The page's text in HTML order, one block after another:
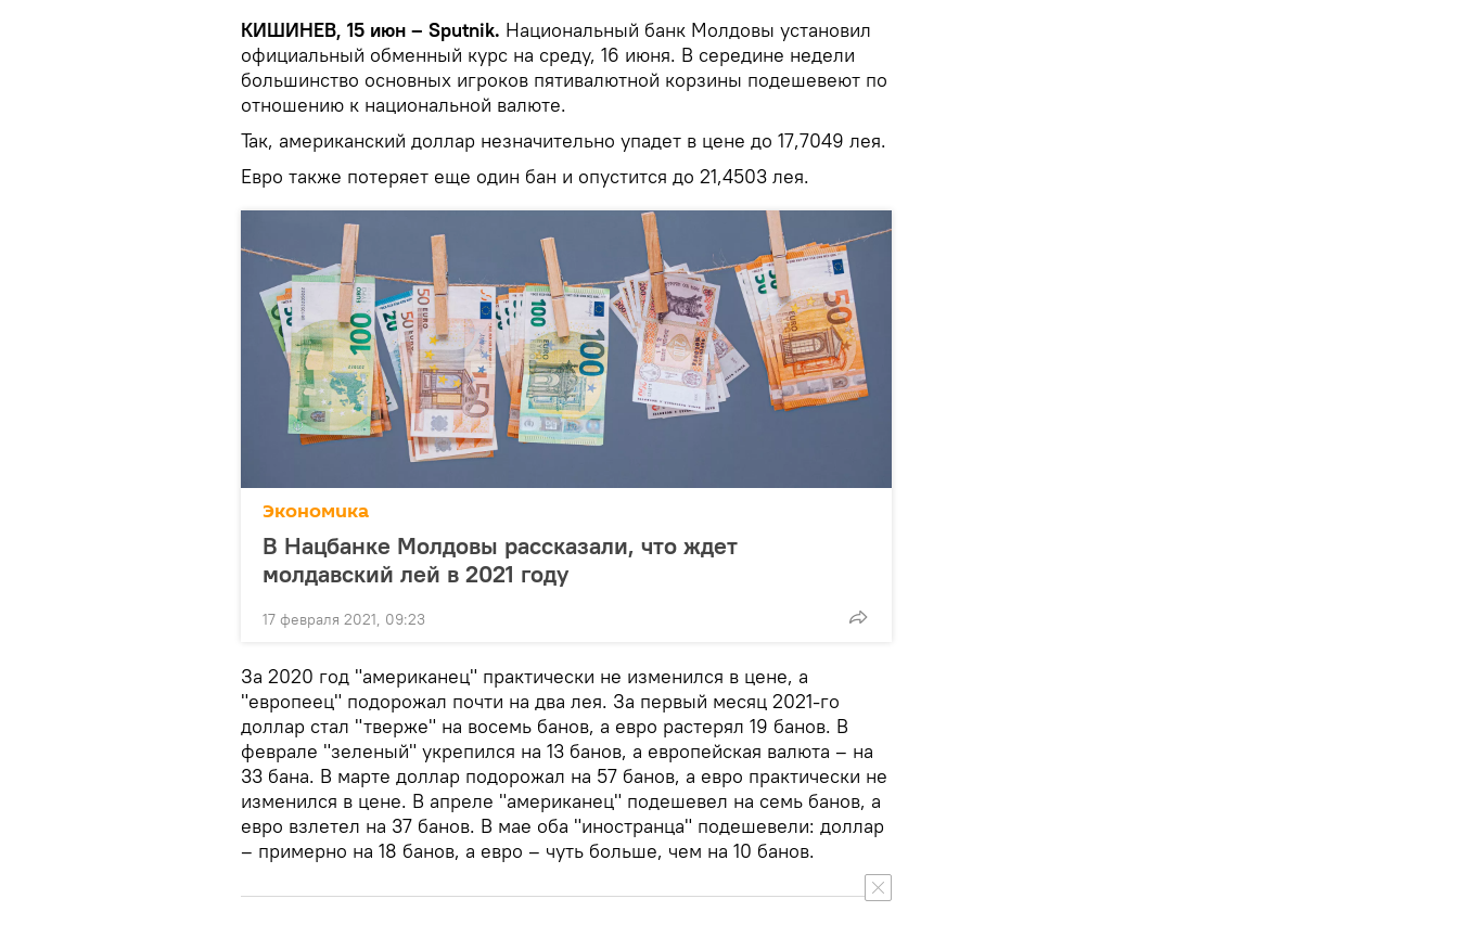
КИШИНЕВ, 15 июн – Sputnik. Национальный банк Молдовы установил
официальный обменный курс на среду, 16 июня. В середине недели
большинство основных игроков пятивалютной корзины подешевеют по
отношению к национальной валюте.
Так, американский доллар незначительно упадет в цене до 17,7049 лея.
Евро также потеряет еще один бан и опустится до 21,4503 лея.
Экономика
В Нацбанке Молдовы рассказали, что ждет
молдавский лей в 2021 году
17 февраля 2021, 09:23
За 2020 год "американец" практически не изменился в цене, а
"европеец" подорожал почти на два лея. За первый месяц 2021-го
доллар стал "тверже" на восемь банов, а евро растерял 19 банов. В
феврале "зеленый" укрепился на 13 банов, а европейская валюта – на
33 бана. В марте доллар подорожал на 57 банов, а евро практически не
изменился в цене. В апреле "американец" подешевел на семь банов, а
евро взлетел на 37 банов. В мае оба "иностранца" подешевели: доллар
– примерно на 18 банов, а евро – чуть больше, чем на 10 банов.